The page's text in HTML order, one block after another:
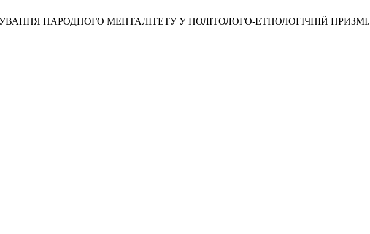
НАРОДНОГО МЕНТАЛІТЕТУ У ПОЛІТОЛОГО-ЕТНОЛОГІЧНІЙ ПРИЗМІ.